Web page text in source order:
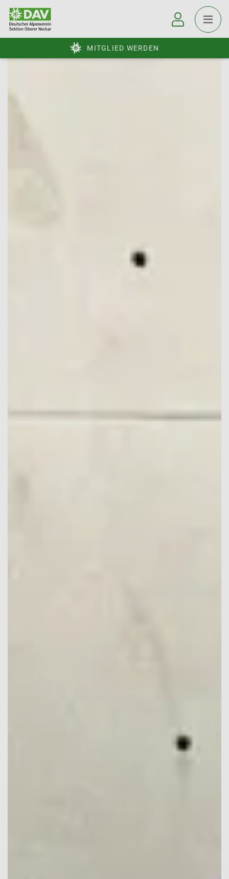
MITGLIED WERDEN